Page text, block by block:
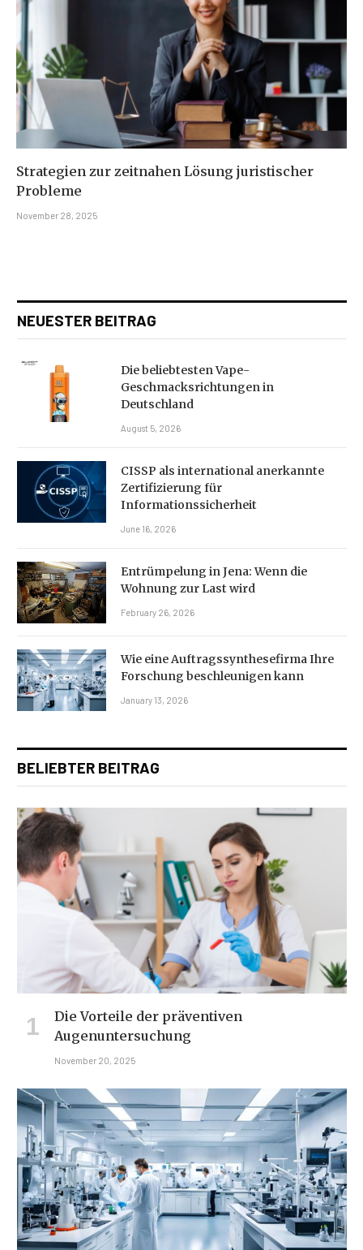
Strategien zur zeitnahen Lösung juristischer
Probleme
November 28, 2025
NEUESTER BEITRAG
Die beliebtesten Vape-
Geschmacksrichtungen in
Deutschland
August 5, 2026
CISSP als international anerkannte
Zertifizierung für
Informationssicherheit
June 16, 2026
Entrümpelung in Jena: Wenn die
Wohnung zur Last wird
February 26, 2026
Wie eine Auftragssynthesefirma Ihre
Forschung beschleunigen kann
January 13, 2026
BELIEBTER BEITRAG
Die Vorteile der präventiven
Augenuntersuchung
November 20, 2025